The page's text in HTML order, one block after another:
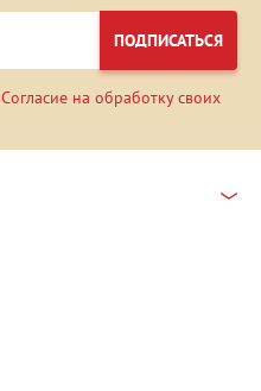
ПОДПИСАТЬСЯ
Согласие на обработку своих